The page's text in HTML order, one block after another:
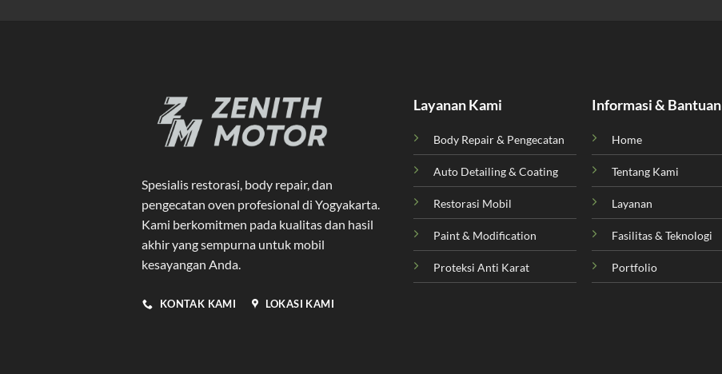
Spesialis restorasi, body repair, dan
pengecatan oven profesional di Yogyakarta.
Kami berkomitmen pada kualitas dan hasil
akhir yang sempurna untuk mobil
kesayangan Anda.
KONTAK KAMI LOKASI KAMI
Layanan Kami
Body Repair & Pengecatan
Auto Detailing & Coating
Restorasi Mobil
Paint & Modification
Proteksi Anti Karat
Informasi & Bantuan
Home
Tentang Kami
Layanan
Fasilitas & Teknologi
Portfolio